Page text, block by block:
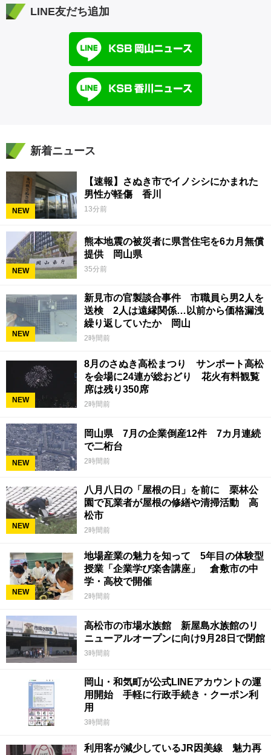
LINE友だち追加
新着ニュース
NEW
【速報】さぬき市でイノシシにかまれた
男性が軽傷 香川
13分前
NEW
熊本地震の被災者に県営住宅を6カ月無償
提供 岡山県
35分前
NEW
新見市の官製談合事件 市職員ら男2人を
送検 2人は遠縁関係…以前から価格漏洩
繰り返していたか 岡山
2時間前
NEW
8月のさぬき高松まつり サンポート高松
を会場に24連が総おどり 花火有料観覧
席は残り350席
2時間前
NEW
岡山県 7月の企業倒産12件 7カ月連続
で二桁台
2時間前
NEW
八月八日の「屋根の日」を前に 栗林公
園で瓦業者が屋根の修繕や清掃活動 高
松市
2時間前
NEW
地場産業の魅力を知って 5年目の体験型
授業「企業学び楽舎講座」 倉敷市の中
学・高校で開催
2時間前
高松市の市場水族館 新屋島水族館のリ
ニューアルオープンに向け9月28日で閉館
3時間前
岡山・和気町が公式LINEアカウントの運
用開始 手軽に行政手続き・クーポン利
用
3時間前
利用客が減少しているJR因美線 魅力再